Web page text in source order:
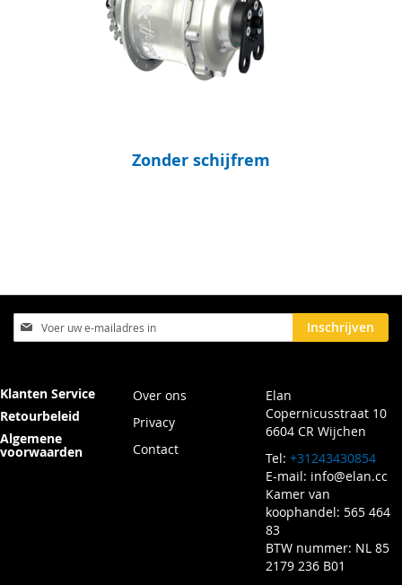
Zonder schijfrem
Abonneer
u
nieuwsbrief
Inschrijven
Klanten Service
Retourbeleid
Algemene
voorwaarden
Over ons
Privacy
Contact
Elan
Copernicusstraat 10
6604 CR Wijchen
Tel: +31243430854
E-mail: info@elan.cc
Kamer van
koophandel: 565 464
83
BTW nummer: NL 85
2179 236 B01